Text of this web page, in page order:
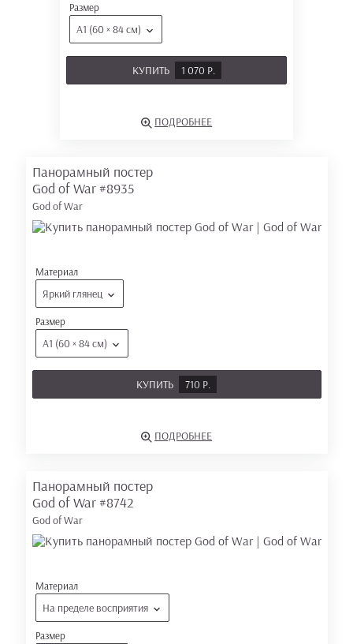
Размер
А1 (60 × 84 см)
КУПИТЬ 1 070 Р.
ПОДРОБНЕЕ
Панорамный постер
God of War #8935
God of War
Материал
Яркий глянец
Размер
А1 (60 × 84 см)
КУПИТЬ 710 Р.
ПОДРОБНЕЕ
Панорамный постер
God of War #8742
God of War
Материал
На пределе восприятия
Размер